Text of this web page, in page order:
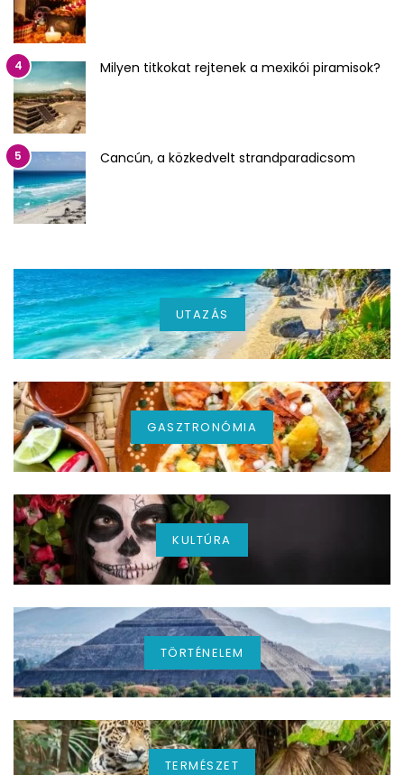
4 Milyen titkokat rejtenek a mexikói piramisok?
5 Cancún, a közkedvelt strandparadicsom
UTAZÁS
GASZTRONÓMIA
KULTÚRA
TÖRTÉNELEM
TERMÉSZET